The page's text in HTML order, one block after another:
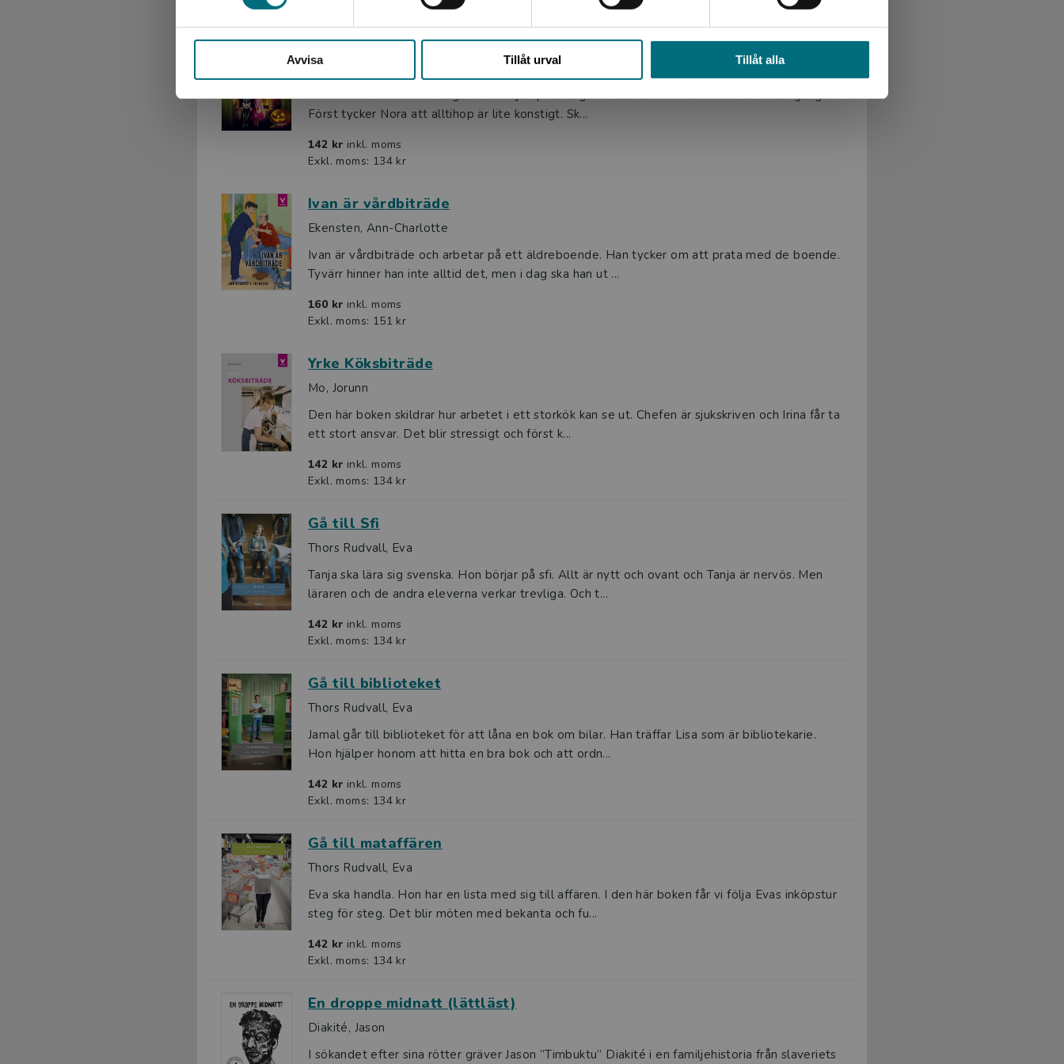
Avvisa Tillåt urval Tillåt alla
Storgatan 12 - Pumpor och fest
Berthet, Sofie
Det har blivit höst och dags för familjen på Storgatan 12 att fira halloween för första gången.
Först tycker Nora att alltihop är lite konstigt. Sk...
142 kr inkl. moms
Exkl. moms: 134 kr
Ivan är vårdbiträde
Ekensten, Ann-Charlotte
Ivan är vårdbiträde och arbetar på ett äldreboende. Han tycker om att prata med de boende.
Tyvärr hinner han inte alltid det, men i dag ska han ut ...
160 kr inkl. moms
Exkl. moms: 151 kr
Yrke Köksbiträde
Mo, Jorunn
Den här boken skildrar hur arbetet i ett storkök kan se ut. Chefen är sjukskriven och Irina får ta
ett stort ansvar. Det blir stressigt och först k...
142 kr inkl. moms
Exkl. moms: 134 kr
Gå till Sfi
Thors Rudvall, Eva
Tanja ska lära sig svenska. Hon börjar på sfi. Allt är nytt och ovant och Tanja är nervös. Men
läraren och de andra eleverna verkar trevliga. Och t...
142 kr inkl. moms
Exkl. moms: 134 kr
Gå till biblioteket
Thors Rudvall, Eva
Jamal går till biblioteket för att låna en bok om bilar. Han träffar Lisa som är bibliotekarie.
Hon hjälper honom att hitta en bra bok och att ordn...
142 kr inkl. moms
Exkl. moms: 134 kr
Gå till mataffären
Thors Rudvall, Eva
Eva ska handla. Hon har en lista med sig till affären. I den här boken får vi följa Evas inköpstur
steg för steg. Det blir möten med bekanta och fu...
142 kr inkl. moms
Exkl. moms: 134 kr
En droppe midnatt (lättläst)
Diakité, Jason
I sökandet efter sina rötter gräver Jason ”Timbuktu” Diakité i en familjehistoria från slaveriets